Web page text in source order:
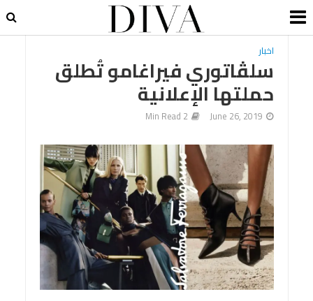
اخبار
سلڤاتوري فيراغامو تُطلق
حملتها الإعلانية
June 26, 2019
2 Min Read